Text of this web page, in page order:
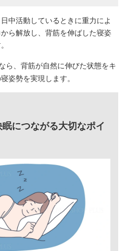
中活動しているときに重力によ
ら解放し、背筋を伸ばした寝姿
ら、背筋が自然に伸びた状態をキ
姿勢を実現します。
につながる大切なポイ